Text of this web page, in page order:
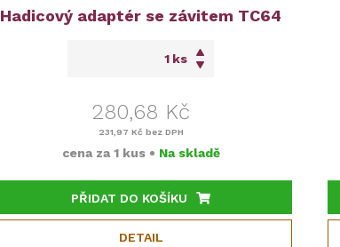
Hadicový adaptér se závitem TC64
ks
280,68 Kč
231,97 Kč bez DPH
cena za 1 kus • Na skladě
PŘIDAT DO KOŠÍKU
DETAIL